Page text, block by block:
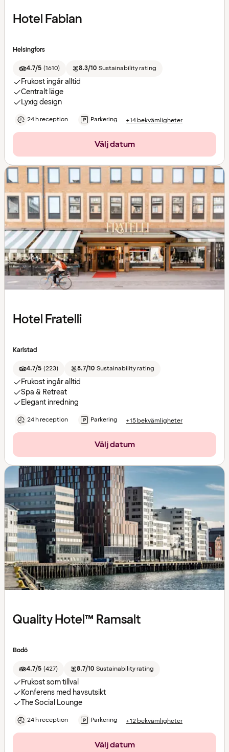
Hotel Fabian
Helsingfors
4.7/5 (1610) 8.3/10 Sustainability rating
Frukost ingår alltid
Centralt läge
Lyxig design
24 h reception Parkering +14 bekvämligheter
Välj datum
Hotel Fratelli
Karlstad
4.7/5 (223) 8.7/10 Sustainability rating
Frukost ingår alltid
Spa & Retreat
Elegant inredning
24 h reception Parkering +15 bekvämligheter
Välj datum
Quality Hotel™ Ramsalt
Bodö
4.7/5 (427) 8.7/10 Sustainability rating
Frukost som tillval
Konferens med havsutsikt
The Social Lounge
24 h reception Parkering +12 bekvämligheter
Välj datum